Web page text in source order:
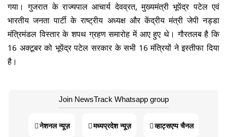
गया। गुजरात के राज्यपाल आचार्य देवव्रत, मुख्यमंत्री भूपेंद्र पटेल एवं
भारतीय जनता पार्टी के राष्ट्रीय अध्यक्ष और केंद्रीय मंत्री जेपी नड्डा
मंत्रिमंडल विस्तार के शपथ ग्रहण समारोह में आए हुए थे। गौरतलब है कि
16 अक्टूबर को भूपेंद्र पटेल सरकार के सभी 16 मंत्रियों ने इस्तीफा दिया
है।
Join NewsTrack Whatsapp group
नेशनल न्यूज़ मध्यप्रदेश न्यूज़ व्हाट्सएप्प चैनल